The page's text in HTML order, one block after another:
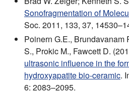
Sonofragmentation of
Soc. 2011, 133, 37,
Poinern G.E., Brundavanam
S., Prokic M., Fawcett D.
ultrasonic influence in the
hydroxyapatite bio-ceramic.
6: 2083–2095.